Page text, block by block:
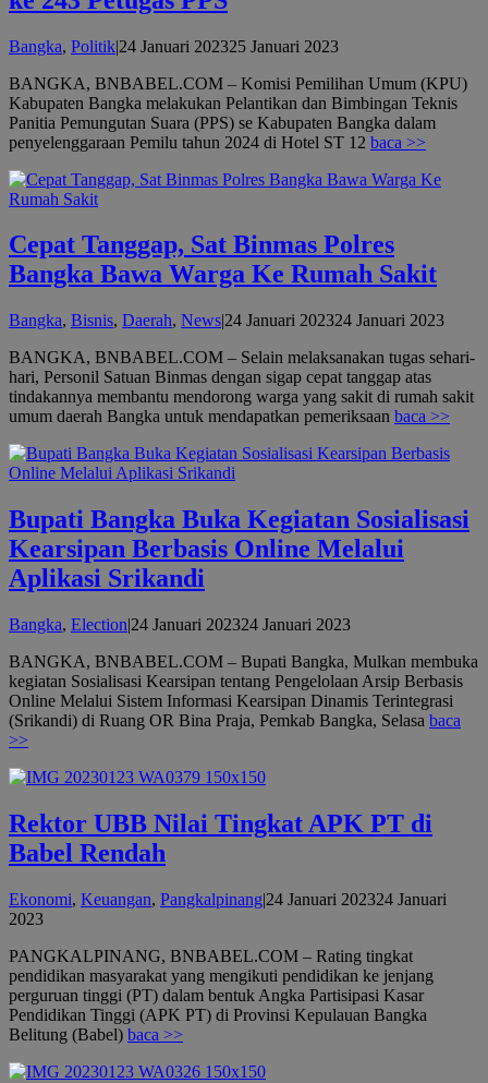
Bangka, Politik|24 Januari 202325 Januari 2023oleh
BANGKA, BNBABEL.COM – Komisi Pemilihan Umum (KPU)
Kabupaten Bangka melakukan Pelantikan dan Bimbingan Teknis
Panitia Pemungutan Suara (PPS) se Kabupaten Bangka dalam
penyelenggaraan Pemilu tahun 2024 di Hotel ST 12 baca >>
Cepat Tanggap, Sat Binmas Polres
Bangka Bawa Warga Ke Rumah Sakit
Bangka, Bisnis, Daerah, News|24 Januari 202324 Januari 2023oleh
BANGKA, BNBABEL.COM – Selain melaksanakan tugas sehari-
hari, Personil Satuan Binmas dengan sigap cepat tanggap atas
tindakannya membantu mendorong warga yang sakit di rumah sakit
umum daerah Bangka untuk mendapatkan pemeriksaan baca >>
Bupati Bangka Buka Kegiatan Sosialisasi
Kearsipan Berbasis Online Melalui
Aplikasi Srikandi
Bangka, Election|24 Januari 202324 Januari 2023oleh
BANGKA, BNBABEL.COM – Bupati Bangka, Mulkan membuka
kegiatan Sosialisasi Kearsipan tentang Pengelolaan Arsip Berbasis
Online Melalui Sistem Informasi Kearsipan Dinamis Terintegrasi
(Srikandi) di Ruang OR Bina Praja, Pemkab Bangka, Selasa baca
>>
Rektor UBB Nilai Tingkat APK PT di
Babel Rendah
Ekonomi, Keuangan, Pangkalpinang|24 Januari 202324 Januari
2023oleh
PANGKALPINANG, BNBABEL.COM – Rating tingkat
pendidikan masyarakat yang mengikuti pendidikan ke jenjang
perguruan tinggi (PT) dalam bentuk Angka Partisipasi Kasar
Pendidikan Tinggi (APK PT) di Provinsi Kepulauan Bangka
Belitung (Babel) baca >>